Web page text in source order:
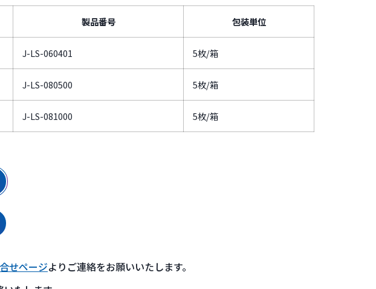
製品番号 包装単位
J-LS-060401 5枚/箱
J-LS-080500 5枚/箱
J-LS-081000 5枚/箱
せページよりご連絡をお願いいたします。